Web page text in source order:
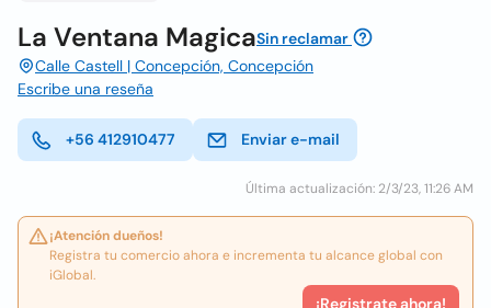
La Ventana MagicaSin reclamar
Calle Castell | Concepción, Concepción
Escribe una reseña
+56 412910477 Enviar e-mail
Última actualización: 2/3/23, 11:26 AM
¡Atención dueños!
Registra tu comercio ahora e incrementa tu alcance global con
iGlobal.
¡Registrate ahora!